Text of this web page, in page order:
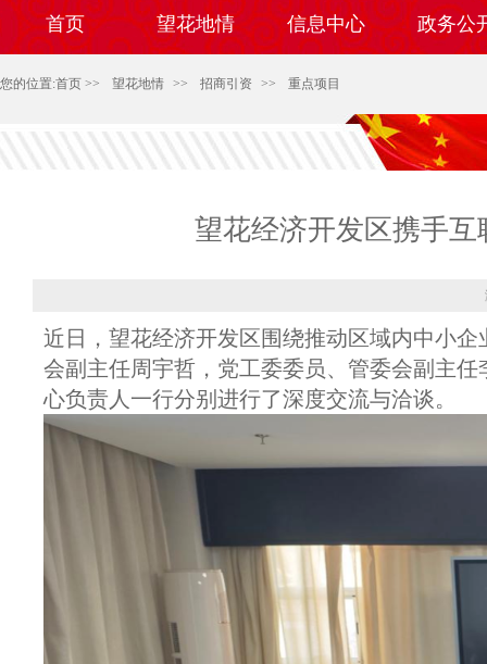
首页 望花地情 信息中心 政务公
您的位置:首页 >> 望花地情 >> 招商引资 >> 重点项目
望花经济开发区携手
近日，望花经济开发区围绕推动区域内中小
会副主任周宇哲，党工委委员、管委会副主
心负责人一行分别进行了深度交流与洽谈。